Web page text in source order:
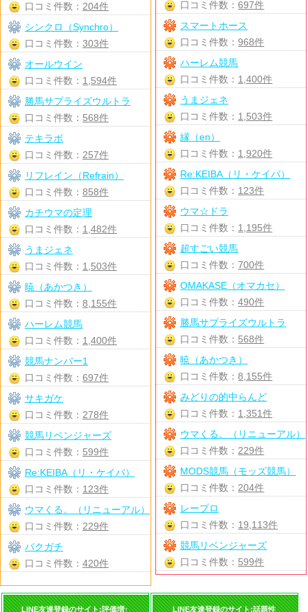
口コミ件数：697件
スマートホース
口コミ件数：968件
ハーレム競馬
口コミ件数： 1,400件
うまジェネ
口コミ件数： 1,503件
縁（en）
口コミ件数： 1,920件
Re:KEIBA（リ・ケイバ）
口コミ件数： 123件
ウマ☆ドラ
口コミ件数： 1,195件
超すごい競馬
口コミ件数：700件
OMAKASE（オマカセ）
口コミ件数：490件
勝馬サプライズウルトラ
口コミ件数： 568件
暁（あかつき）
口コミ件数：8,155件
みどりの的中らんど
口コミ件数： 1,351件
ウマくる。（リニューアル）
口コミ件数： 229件
MODS競馬（モッズ競馬）
口コミ件数： 204件
レープロ
口コミ件数： 19,113件
競馬リベンジャーズ
口コミ件数： 599件
口コミ件数： 204件
シンクロ（Synchro）
口コミ件数： 303件
オールウイン
口コミ件数： 1,594件
勝馬サプライズウルトラ
口コミ件数： 568件
テキラボ
口コミ件数： 257件
リフレイン（Refrain）
口コミ件数： 858件
カチウマの定理
口コミ件数： 1,482件
うまジェネ
口コミ件数： 1,503件
暁（あかつき）
口コミ件数： 8,155件
ハーレム競馬
口コミ件数： 1,400件
競馬ナンバー1
口コミ件数： 697件
サキガケ
口コミ件数： 278件
競馬リベンジャーズ
口コミ件数： 599件
Re:KEIBA（リ・ケイバ）
口コミ件数： 123件
ウマくる。（リニューアル）
口コミ件数： 229件
バクガチ
口コミ件数： 420件
LINE友達登録のサイト:評価増↑ LINE友達登録のサイト:話題性